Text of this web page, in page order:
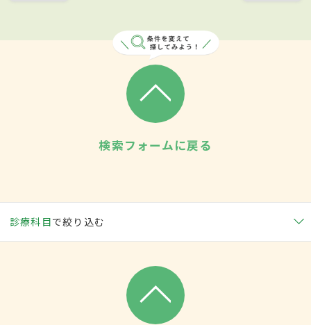
検索フォームに戻る
診療科目で絞り込む